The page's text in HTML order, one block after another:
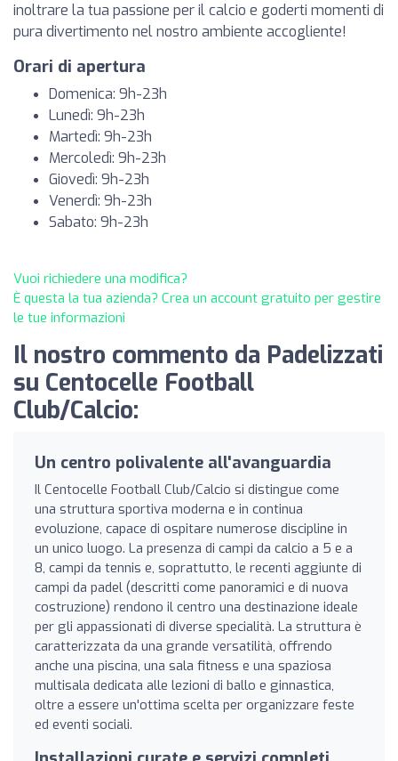
inoltrare la tua passione per il calcio e goderti momenti di
pura divertimento nel nostro ambiente accogliente!
Orari di apertura
Domenica: 9h-23h
Lunedì: 9h-23h
Martedì: 9h-23h
Mercoledì: 9h-23h
Giovedì: 9h-23h
Venerdì: 9h-23h
Sabato: 9h-23h
Vuoi richiedere una modifica?
È questa la tua azienda? Crea un account gratuito per gestire
le tue informazioni
Il nostro commento da Padelizzati
su Centocelle Football
Club/Calcio:
Un centro polivalente all'avanguardia
Il Centocelle Football Club/Calcio si distingue come
una struttura sportiva moderna e in continua
evoluzione, capace di ospitare numerose discipline in
un unico luogo. La presenza di campi da calcio a 5 e a
8, campi da tennis e, soprattutto, le recenti aggiunte di
campi da padel (descritti come panoramici e di nuova
costruzione) rendono il centro una destinazione ideale
per gli appassionati di diverse specialità. La struttura è
caratterizzata da una grande versatilità, offrendo
anche una piscina, una sala fitness e una spaziosa
multisala dedicata alle lezioni di ballo e ginnastica,
oltre a essere un'ottima scelta per organizzare feste
ed eventi sociali.